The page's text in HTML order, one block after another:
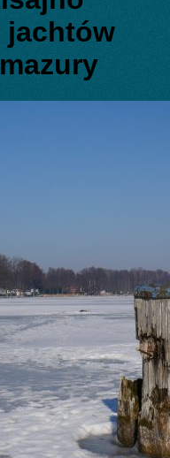
jachtów